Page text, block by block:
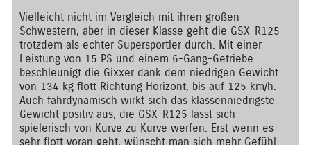
Vielleicht nicht im Vergleich mit ihren großen
Schwestern, aber in dieser Klasse geht die GSX-R125
trotzdem als echter Supersportler durch. Mit einer
Leistung von 15 PS und einem 6-Gang-Getriebe
beschleunigt die Gixxer dank dem niedrigen Gewicht
von 134 kg flott Richtung Horizont, bis auf 125 km/h.
Auch fahrdynamisch wirkt sich das klassenniedrigste
Gewicht positiv aus, die GSX-R125 lässt sich
spielerisch von Kurve zu Kurve werfen. Erst wenn es
sehr flott voran geht, wünscht man sich mehr Gefühl